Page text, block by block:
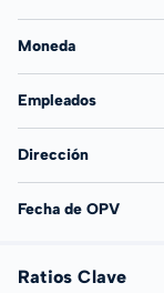
Moneda
Empleados
Dirección
Fecha de OPV
Ratios Clave